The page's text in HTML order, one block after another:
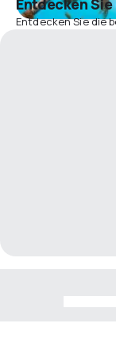
Entdecken
Entdecken Sie die